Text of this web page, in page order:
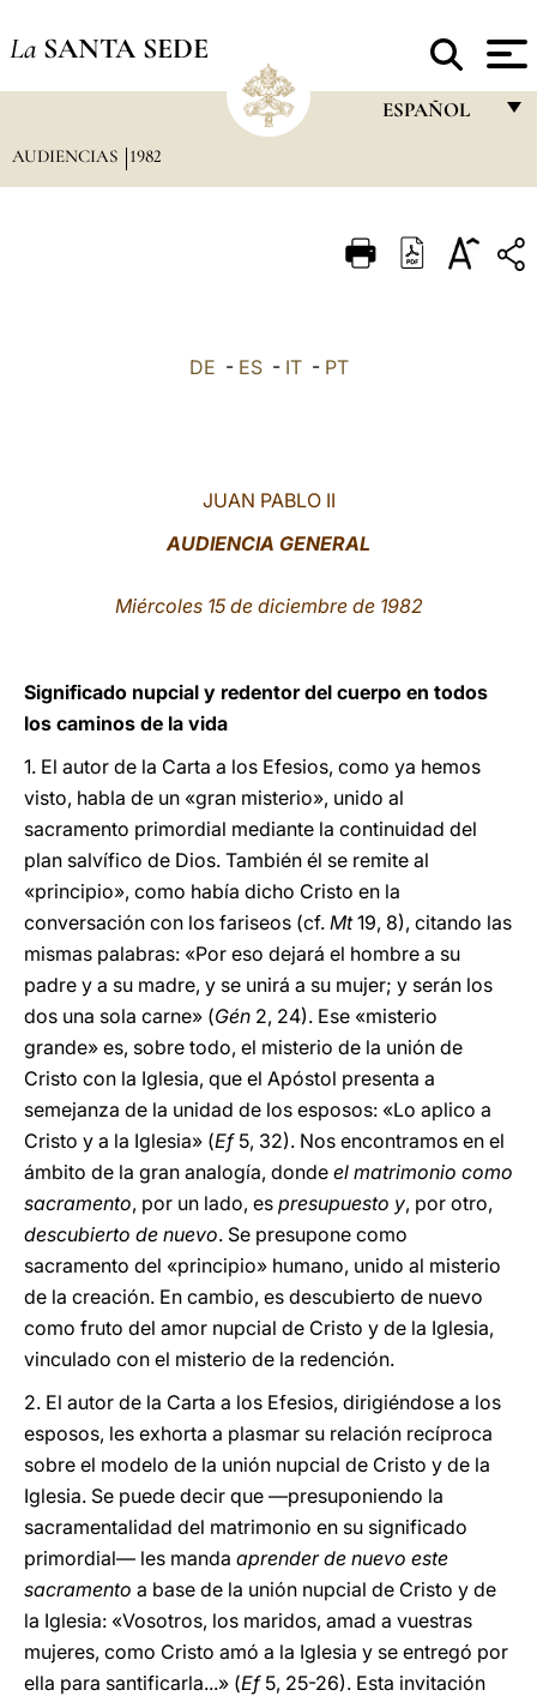
La SANTA SEDE
ESPAÑOL
ITALIANO
AUDIENCIAS 1982
DE - ES- IT- PT
JUAN PABLO II
AUDIENCIA GENERAL
Miércoles 15 de diciembre de 1982
Significado nupcial y redentor del cuerpo en todos
los caminos de la vida
1. El autor de la Carta a los Efesios, como ya hemos
visto, habla de un «gran misterio», unido al
sacramento primordial mediante la continuidad del
plan salvífico de Dios. También él se remite al
«principio», como había dicho Cristo en la
conversación con los fariseos (cf. Mt19, 8), citando las
mismas palabras: «Por eso dejará el hombre a su
padre y a su madre, y se unirá a su mujer; y serán los
dos una sola carne» (Gén 2, 24). Ese «misterio
grande» es, sobre todo, el misterio de la unión de
Cristo con la Iglesia, que el Apóstol presenta a
semejanza de la unidad de los esposos: «Lo aplico a
Cristo y a la Iglesia» (Ef5, 32). Nos encontramos en el
ámbito de la gran analogía, donde el matrimonio como
sacramento, por un lado, es presupuesto y, por otro,
descubierto de nuevo. Se presupone como
sacramento del «principio» humano, unido al misterio
de la creación. En cambio, es descubierto de nuevo
como fruto del amor nupcial de Cristo y de la Iglesia,
vinculado con el misterio de la redención.
2. El autor de la Carta a los Efesios, dirigiéndose a los
esposos, les exhorta a plasmar su relación recíproca
sobre el modelo de la unión nupcial de Cristo y de la
Iglesia. Se puede decir que —presuponiendo la
sacramentalidad del matrimonio en su significado
primordial— les manda aprender de nuevo este
sacramento a base de la unión nupcial de Cristo y de
la Iglesia: «Vosotros, los maridos, amad a vuestras
mujeres, como Cristo amó a la Iglesia y se entregó por
ella para santificarla...» (Ef5, 25-26). Esta invitación